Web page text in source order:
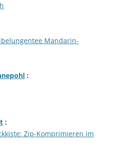
Mandarin-
:
:
Zip-Komprimieren im